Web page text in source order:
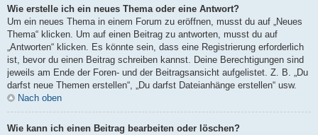
Wie erstelle ich ein neues Thema oder eine Antwort?
Um ein neues Thema in einem Forum zu eröffnen, musst du auf „Neues
Thema“ klicken. Um auf einen Beitrag zu antworten, musst du auf
„Antworten“ klicken. Es könnte sein, dass eine Registrierung erforderlich
ist, bevor du einen Beitrag schreiben kannst. Deine Berechtigungen sind
jeweils am Ende der Foren- und der Beitragsansicht aufgelistet. Z. B. „Du
darfst neue Themen erstellen“, „Du darfst Dateianhänge erstellen“ usw.
Nach oben
Wie kann ich einen Beitrag bearbeiten oder löschen?